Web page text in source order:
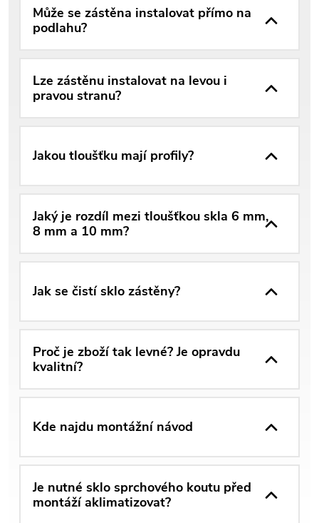
Může se zástěna instalovat přímo na
podlahu?
Lze zástěnu instalovat na levou i
pravou stranu?
Jakou tloušťku mají profily?
Jaký je rozdíl mezi tloušťkou skla 6 mm,
8 mm a 10 mm?
Jak se čistí sklo zástěny?
Proč je zboží tak levné? Je opravdu
kvalitní?
Kde najdu montážní návod
Je nutné sklo sprchového koutu před
montáží aklimatizovat?